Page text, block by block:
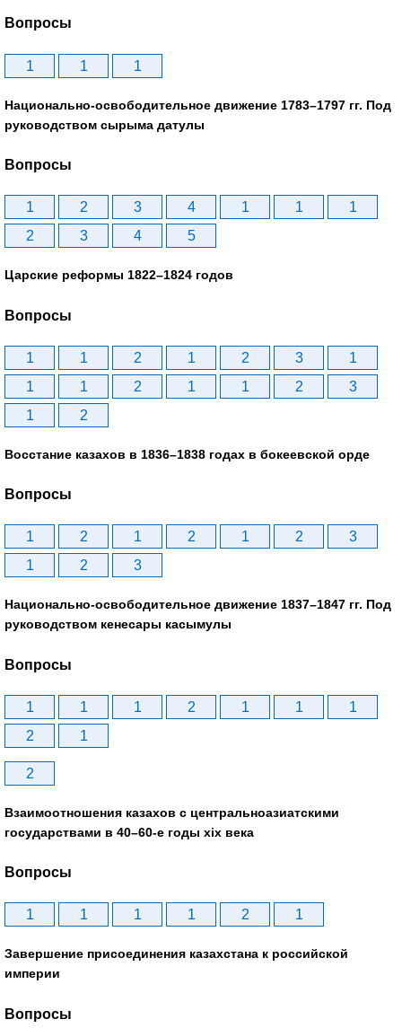
Вопросы
1 1 1
Национально-освободительное движение 1783–1797 гг. Под
руководством сырыма датулы
Вопросы
1 2 3 4 1 1
1
2
3 4 5
Царские реформы 1822–1824 годов
Вопросы
1 1 2 1 2 3
1
1
1 2 1 1 2
3
1
2
Восстание казахов в 1836–1838 годах в бокеевской орде
Вопросы
1 2 1 2 1 2
3
1
2 3
Национально-освободительное движение 1837–1847 гг. Под
руководством кенесары касымулы
Вопросы
1 1 1 2 1 1
1
2
1
2
Взаимоотношения казахов с центральноазиатскими
государствами в 40–60-е годы xix века
Вопросы
1 1 1 1 2 1
Завершение присоединения казахстана к российской
империи
Вопросы